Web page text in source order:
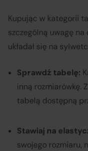
Kupując w kategorii
szczególną uwagę
układał się na
Sprawdź tabelę:
inną rozmiarówkę.
tabelą dostępną
Stawiaj na
swojego rozmiaru,